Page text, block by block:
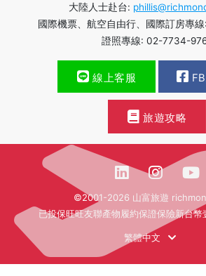
大陸人士赴台:
國際機票、航空自由行、國際訂房專
證照專線: 02-7734-
線上客服
旅遊攻略
©2001-2026 山富旅遊
已投保旺旺友聯產物履約保證保險新台
繁體中文